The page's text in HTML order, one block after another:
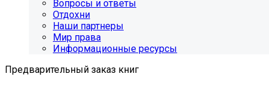
Вопросы и ответы
Отдохни
Наши партнеры
Мир права
Информационные ресурсы
Предварительный заказ книг